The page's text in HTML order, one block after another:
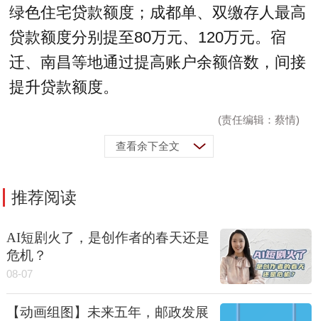
绿色住宅贷款额度；成都单、双缴存人最高
贷款额度分别提至80万元、120万元。宿
迁、南昌等地通过提高账户余额倍数，间接
提升贷款额度。
(责任编辑：蔡情)
查看余下全文
推荐阅读
AI短剧火了，是创作者的春天还是
危机？
08-07
【动画组图】未来五年，邮政发展